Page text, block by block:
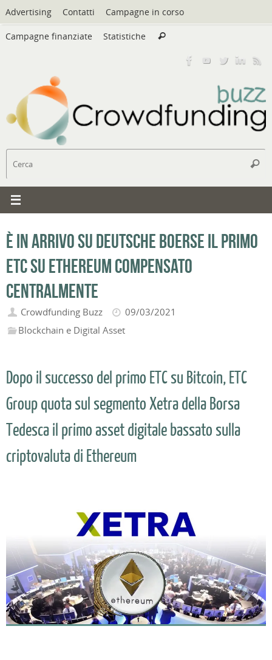
Vai
al
contenuto
Advertising Contatti Campagne in corso
Campagne finanziate Statistiche Cerca
Cerca
È in arrivo su Deutsche Boerse il primo
ETC su Ethereum compensato
centralmente
Crowdfunding Buzz
09/03/2021
Blockchain e Digital Asset
Dopo il successo del primo ETC su Bitcoin, ETC
Group quota sul segmento Xetra della Borsa
Tedesca il primo asset digitale bassato sulla
criptovaluta di Ethereum